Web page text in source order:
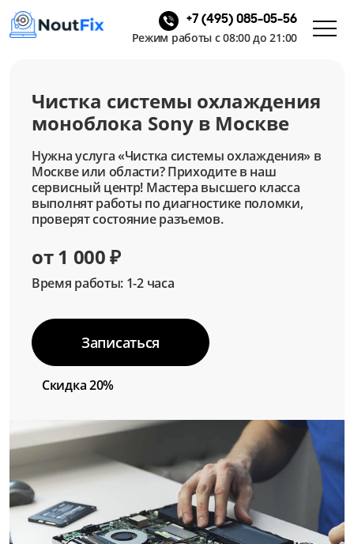
+7 (495) 085-05-56
Режим работы с 08:00 до 21:00
Чистка системы охлаждения
моноблока Sony в Москве
Нужна услуга «Чистка системы охлаждения» в
Москве или области? Приходите в наш
сервисный центр! Мастера высшего класса
выполнят работы по диагностике поломки,
проверят состояние разъемов.
от 1 000 ₽
Время работы: 1-2 часа
Записаться
Скидка 20%